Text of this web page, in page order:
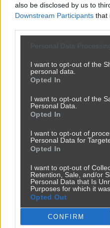
also be disclosed by us to
Downstream Participants that
Personal Data
I want to opt-out of the
personal data.
Opted In
I want to opt-out of the
Personal Data.
Opted In
I want to opt-out of
Personal Data for
Opted In
I want to opt-out of
Retention, Sale, and/or
Personal Data that Is
Purposes for which it
Opted Out
CONFIRM